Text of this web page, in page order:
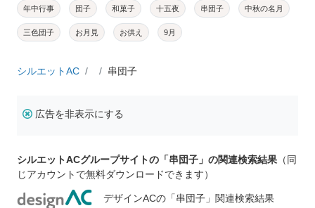
年中行事 団子 和菓子 十五夜 串団子 中秋の名月
三色団子 お月見 お供え 9月
シルエットAC 串団子
広告を非表示にする
シルエットACグループサイトの「串団子」の関連検索結果 （同
じアカウントで無料ダウンロードできます）
デザインACの「串団子」関連検索結果